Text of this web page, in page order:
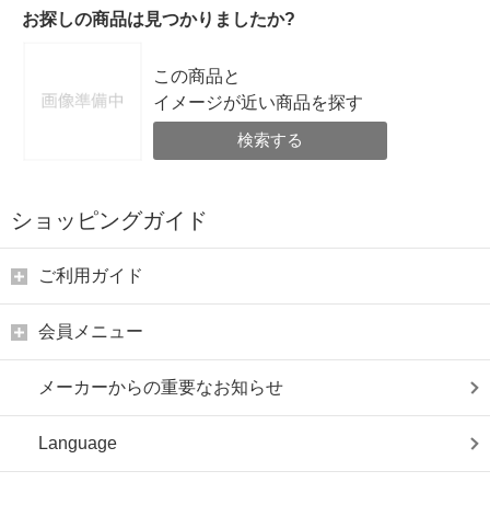
お探しの商品は見つかりましたか?
この商品と
イメージが近い商品を探す
検索する
ショッピングガイド
ご利用ガイド
会員メニュー
メーカーからの重要なお知らせ
Language